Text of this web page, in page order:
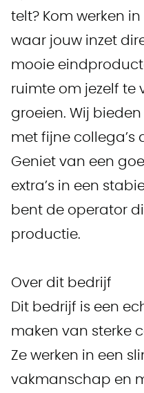
telt? Kom werken
waar jouw inzet
mooie
ruimte om jezelf te
groeien. Wij
met fijne collega’s
Geniet van een
extra’s in een
bent de operator
productie.
Over dit bedrijf
Dit bedrijf is een
maken van sterke
Ze werken in een
vakmanschap en